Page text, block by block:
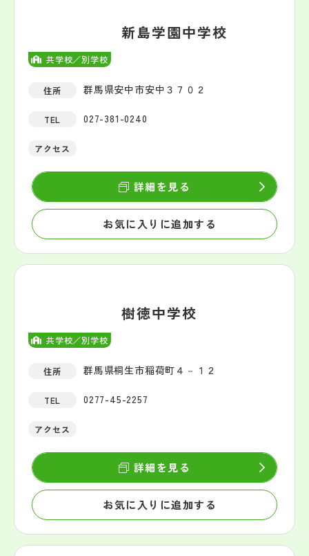
共学校／別学校
新島学園中学校
住所 群馬県安中市安中３７０２
TEL 027-381-0240
アクセス
お気に入りに追加する
詳細を見る
共学校／別学校
樹徳中学校
住所 群馬県桐生市稲荷町４－１２
TEL 0277-45-2257
アクセス
お気に入りに追加する
詳細を見る